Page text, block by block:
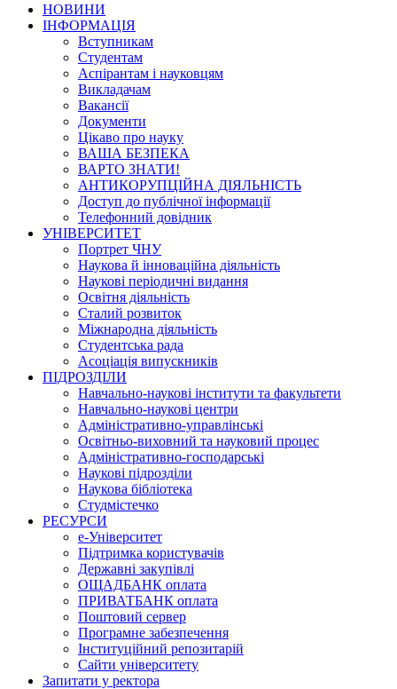
НОВИНИ
ІНФОРМАЦІЯ
Вступникам
Студентам
Аспірантам і науковцям
Викладачам
Вакансії
Документи
Цікаво про науку
ВАША БЕЗПЕКА
ВАРТО ЗНАТИ!
АНТИКОРУПЦІЙНА ДІЯЛЬНІСТЬ
Доступ до публічної інформації
Телефонний довідник
УНІВЕРСИТЕТ
Портрет ЧНУ
Наукова й інноваційна діяльність
Наукові періодичні видання
Освітня діяльність
Сталий розвиток
Міжнародна діяльність
Студентська рада
Асоціація випускників
ПІДРОЗДІЛИ
Навчально-наукові інститути та факультети
Навчально-наукові центри
Адміністративно-управлінські
Освітньо-виховний та науковий процес
Адміністративно-господарські
Наукові підрозділи
Наукова бібліотека
Студмістечко
РЕСУРСИ
е-Університет
Підтримка користувачів
Державні закупівлі
ОЩАДБАНК оплата
ПРИВАТБАНК оплата
Поштовий сервер
Програмне забезпечення
Інституційний репозитарій
Сайти університету
Запитати у ректора